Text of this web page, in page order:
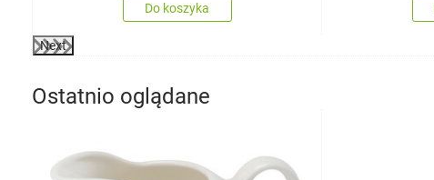
Do koszyka
Next
Ostatnio oglądane